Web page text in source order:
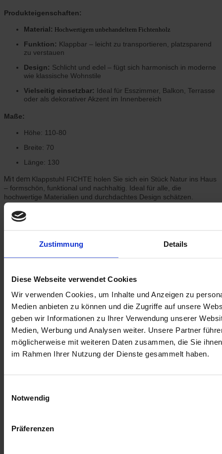
Zustimmung Details
Diese Webseite verwendet Cookies
Wir verwenden Cookies, um Inhalte und Anzeigen zu
Medien anbieten zu können und die Zugriffe auf unsere
geben wir Informationen zu Ihrer Verwendung unserer
Medien, Werbung und Analysen weiter. Unsere Partner
möglicherweise mit weiteren Daten zusammen, die Sie
im Rahmen Ihrer Nutzung der Dienste gesammelt haben.
Notwendig
Präferenzen
Produkteigenschaften:
Material: Hochwertigem unbehandeltem Fichtenholz
Funktion: Klappbar – leicht zu transportieren, platzsparend
zu verstauen
Design: Schlicht und edel – fügt sich harmonisch in moderne
wie klassische Wohnstile
Vielseitig einsetzbar: Ideal für Esszimmer, Balkon, Terrasse
oder als dekorativer Akzent im Innenbereich
Maße:
Höhe: 110-80
Breite: 70
Länge: 130
Mit dem Klappstuhl FICHTE holen Sie sich ein Stück Natur ins Haus
– formschön, funktional und nachhaltig. Ideal für alle, die
hochwertige Materialien und durchdachtes Design schätzen.
Mehr Informationen
Partner:innen FAIRtigung Holz
Wir haben andere Produkte gefunden, die
Ihnen gefallen könnten!
Navigating through the elements of the carousel is possible using the
tab key. You can skip the carousel or go straight to carousel
navigation using the skip links.Press to skip carousel